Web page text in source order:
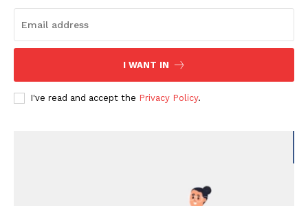
I WANT IN
I've read and accept the Privacy Policy.